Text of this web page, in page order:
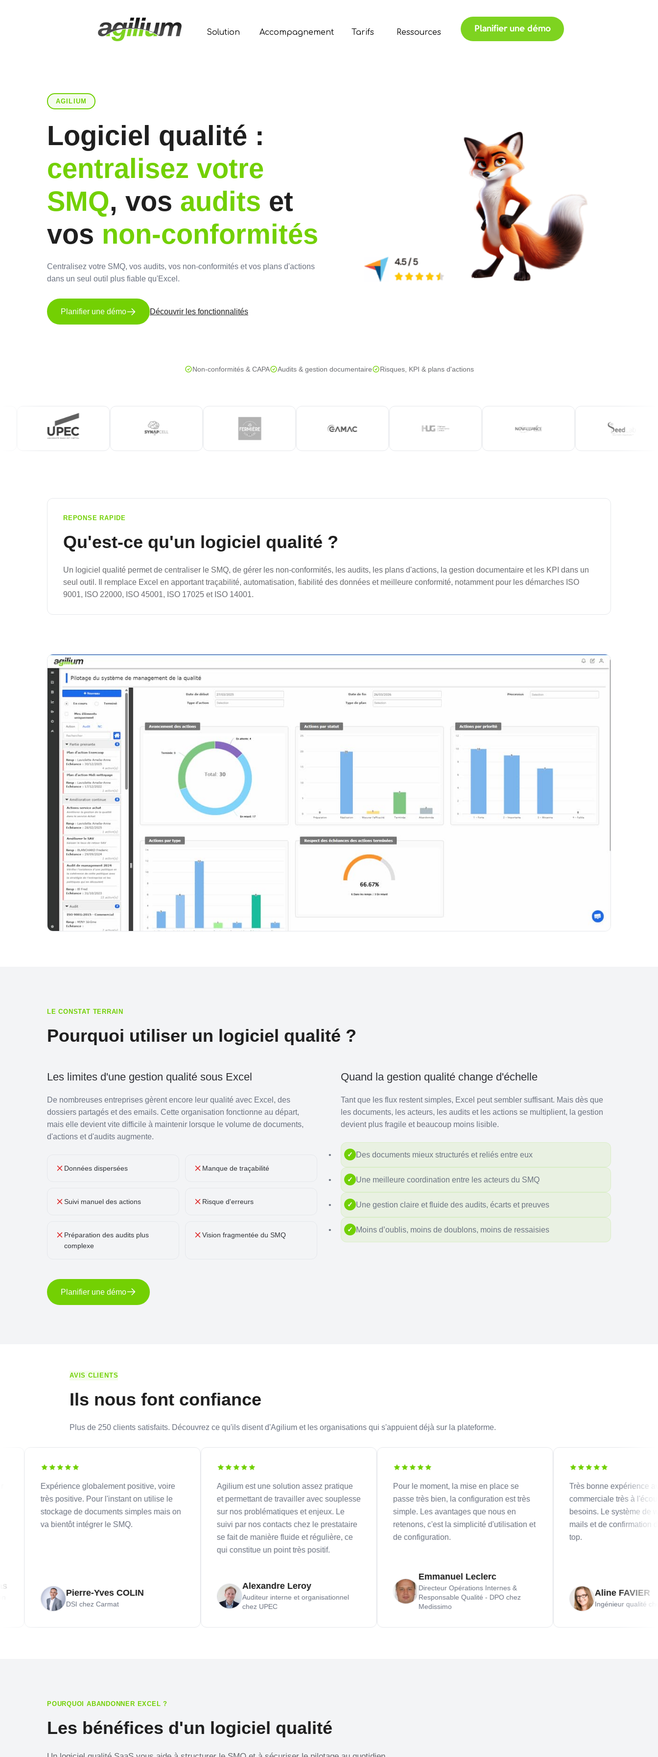
Planifier une démo
Ressources
Solution Accompagnement Tarifs
AGILIUM
Logiciel qualité :
centralisez votre
SMQ, vos audits et
vos non-conformités
Centralisez votre SMQ, vos audits, vos non-conformités et vos plans d'actions
dans un seul outil plus fiable qu'Excel.
Planifier une démo Découvrir les fonctionnalités
Non-conformités & CAPA Audits & gestion documentaire Risques, KPI & plans d'actions
REPONSE RAPIDE
Qu'est-ce qu'un logiciel qualité ?
Un logiciel qualité permet de centraliser le SMQ, de gérer les non-conformités, les audits, les plans d'actions, la gestion documentaire et les KPI dans un
seul outil. Il remplace Excel en apportant traçabilité, automatisation, fiabilité des données et meilleure conformité, notamment pour les démarches ISO
9001, ISO 22000, ISO 45001, ISO 17025 et ISO 14001.
LE CONSTAT TERRAIN
Pourquoi utiliser un logiciel qualité ?
Les limites d'une gestion qualité sous Excel
De nombreuses entreprises gèrent encore leur qualité avec Excel, des
dossiers partagés et des emails. Cette organisation fonctionne au départ,
mais elle devient vite difficile à maintenir lorsque le volume de documents,
d'actions et d'audits augmente.
Données dispersées Manque de traçabilité
Suivi manuel des actions Risque d'erreurs
Préparation des audits plus
complexe
Vision fragmentée du SMQ
Quand la gestion qualité change d'échelle
Tant que les flux restent simples, Excel peut sembler suffisant. Mais dès que
les documents, les acteurs, les audits et les actions se multiplient, la gestion
devient plus fragile et beaucoup moins lisible.
✓ Des documents mieux structurés et reliés entre eux
✓ Une meilleure coordination entre les acteurs du SMQ
✓ Une gestion claire et fluide des audits, écarts et preuves
✓ Moins d’oublis, moins de doublons, moins de ressaisies
Planifier une démo
AVIS CLIENTS
Ils nous font confiance
Plus de 250 clients satisfaits. Découvrez ce qu'ils disent d'Agilium et les organisations qui s'appuient déjà sur la plateforme.
Expérience globalement positive, voire
très positive. Pour l'instant on utilise le
stockage de documents simples mais on
va bientôt intégrer le SMQ.
Pierre-Yves COLIN
DSI chez Carmat
Agilium est une solution assez pratique
et permettant de travailler avec souplesse
sur nos problématiques et enjeux. Le
suivi par nos contacts chez le prestataire
se fait de manière fluide et régulière, ce
qui constitue un point très positif.
Alexandre Leroy
Auditeur interne et organisationnel
chez UPEC
Pour le moment, la mise en place se
passe très bien, la configuration est très
simple. Les avantages que nous en
retenons, c'est la simplicité d'utilisation et
de configuration.
Emmanuel Leclerc
Directeur Opérations Internes &
Responsable Qualité - DPO chez
Medissimo
Très bonne expérience avec
commerciale très à l'écoute de
besoins. Le système de
mails et de confirmation de
Aline FAVIER
Ingénieur qualité chez
POURQUOI ABANDONNER EXCEL ?
Les bénéfices d'un logiciel qualité